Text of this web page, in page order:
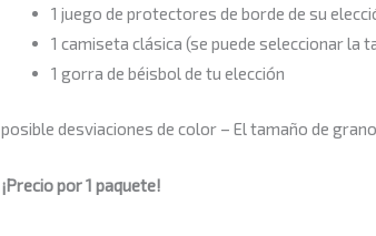
1 juego de protectores de borde de su
1 camiseta clásica (se puede seleccionar la
1 gorra de béisbol de tu elección
posible desviaciones de color – El tamaño de
¡Precio por 1 paquete!